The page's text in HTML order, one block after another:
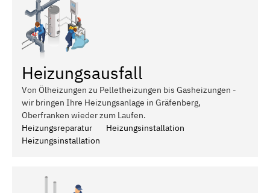
Heizungsausfall
Von Ölheizungen zu Pelletheizungen bis Gasheizungen -
wir bringen Ihre Heizungsanlage in Gräfenberg,
Oberfranken wieder zum Laufen.
Heizungsreparatur
Heizungsinstallation
Heizungsinstallation